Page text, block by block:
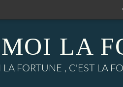
LA
LA FORTUNE , C'EST LA